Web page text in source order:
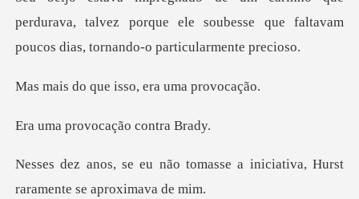
durava, talvez porque ele soubesse que faltavam
p
e isso, era um
vocação con
masse a iniciativa, Hurst
rar